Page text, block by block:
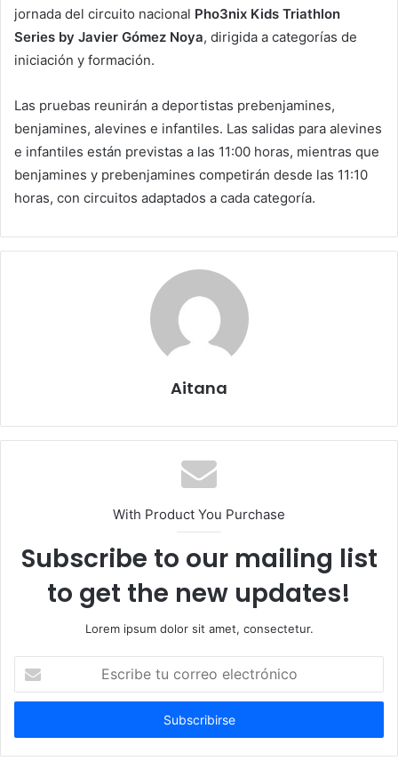
jornada del circuito nacional Pho3nix Kids Triathlon
Series by Javier Gómez Noya, dirigida a categorías de
iniciación y formación.
Las pruebas reunirán a deportistas prebenjamines,
benjamines, alevines e infantiles. Las salidas para alevines
e infantiles están previstas a las 11:00 horas, mientras que
benjamines y prebenjamines competirán desde las 11:10
horas, con circuitos adaptados a cada categoría.
Aitana
With Product You Purchase
Subscribe to our mailing list
to get the new updates!
Lorem ipsum dolor sit amet, consectetur.
correo